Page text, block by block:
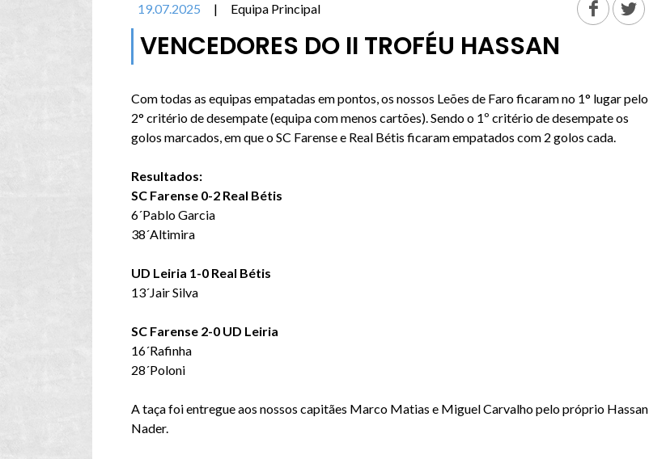
19.07.2025 | Equipa Principal
VENCEDORES DO II TROFÉU HASSAN
Com todas as equipas empatadas em pontos, os nossos Leões de Faro ficaram no 1° lugar pelo
2° critério de desempate (equipa com menos cartões). Sendo o 1º critério de desempate os
golos marcados, em que o SC Farense e Real Bétis ficaram empatados com 2 golos cada.
Resultados:
SC Farense 0-2 Real Bétis
6´Pablo Garcia
38´Altimira
UD Leiria 1-0 Real Bétis
13´Jair Silva
SC Farense 2-0 UD Leiria
16´Rafinha
28´Poloni
A taça foi entregue aos nossos capitães Marco Matias e Miguel Carvalho pelo próprio Hassan
Nader.